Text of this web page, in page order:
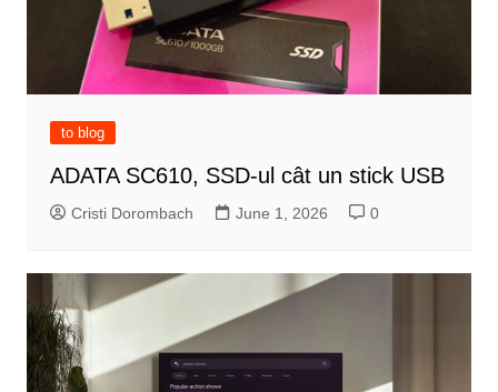
to blog
ADATA SC610, SSD-ul cât un stick USB
Cristi Dorombach June 1, 2026 0